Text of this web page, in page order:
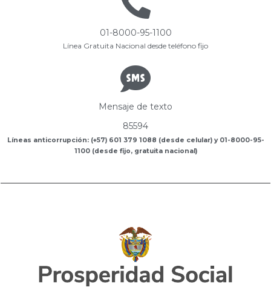
01-8000-95-1100
Línea Gratuita Nacional desde teléfono fijo
Mensaje de texto
85594
Líneas anticorrupción: (+57) 601 379 1088 (desde celular) y 01-8000-95-
1100 (desde fijo, gratuita nacional)